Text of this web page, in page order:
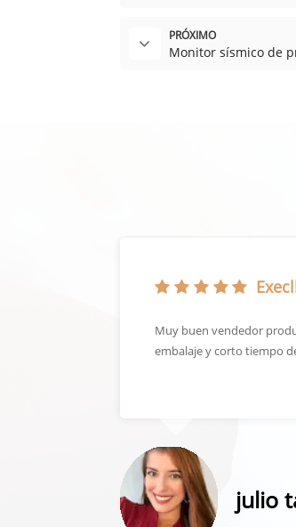
PRÓXIMO
Monitor sísmico de
Muy buen vendedor
embalaje y corto tiempo
julio